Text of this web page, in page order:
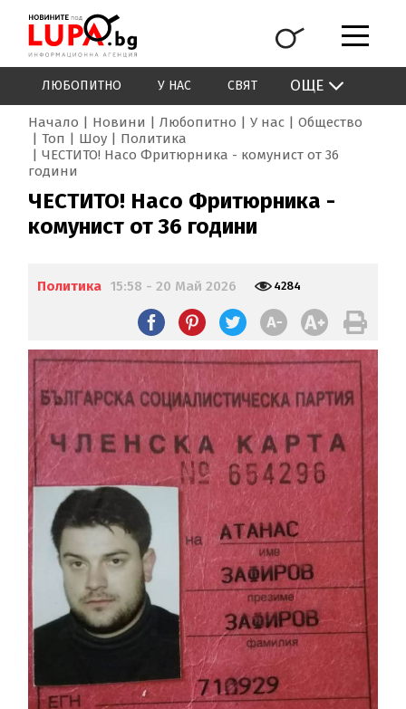
ЛЮБОПИТНО У НАС СВЯТ ОЩЕ
Начало Новини Любопитно У нас
Общество
Топ
Шоу
Политика
ЧЕСТИТО! Насо Фритюрника - комунист от 36
години
ЧЕСТИТО! Насо Фритюрника -
комунист от 36 години
Политика 15:58 - 20 Май 2026 4284